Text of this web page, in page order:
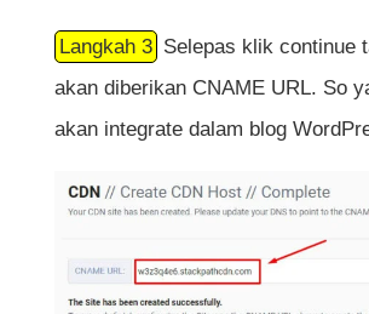
Langkah 3 Selepas klik continue
akan diberikan CNAME URL. So
akan integrate dalam blog